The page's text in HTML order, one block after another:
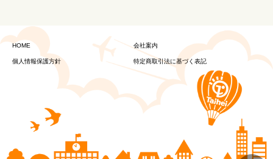
HOME 会社案内
個人情報保護方針 特定商取引法に基づく表記